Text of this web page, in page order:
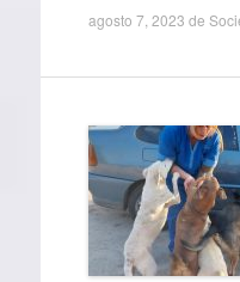
agosto 7, 2023 de